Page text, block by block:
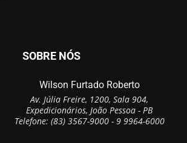
SOBRE NÓS
Wilson Furtado Roberto
Av. Júlia Freire, 1200, Sala 904,
Expedicionários, João Pessoa - PB
Telefone: (83) 3567-9000 - 9 9964-6000